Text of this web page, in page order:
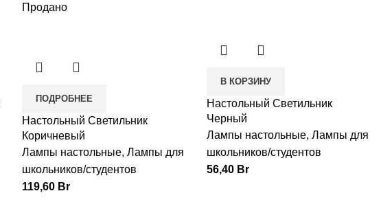
Продано
ПОДРОБНЕЕ
Настольный Светильник
Коричневый
Лампы настольные,Лампы для
школьников/студентов
119,60 Br
В КОРЗИНУ
Настольный Светильник
Черный
Лампы настольные,Лампы для
школьников/студентов
56,40 Br